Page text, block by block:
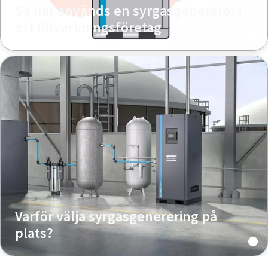
Så här används en syrgasgenerator i
ett tillverkningsföretag
Varför välja syrgasgenerering på
plats?